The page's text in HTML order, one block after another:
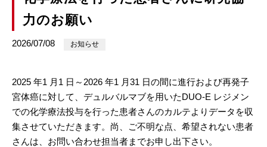
力のお願い
2026/07/08 お知らせ
2025 年1 月1 日～2026 年1 月31 日の間に進行および再発子
宮体癌に対して、デュルバルマブを用いたDUO-E レジメン
での化学療法投与を行った患者さんのカルテよりデータを収
集させていただきます。尚、ご不明な点、希望されない患者
さんは、お問い合わせ担当者までお申し出下さい。